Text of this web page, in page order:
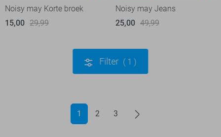
Noisy may Korte broek
15,00 29,99
Noisy may Jeans
25,00 49,99
Filter 1
1 2 3